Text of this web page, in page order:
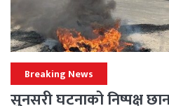
Breaking News
सुनसरी घटनाको निष्पक्ष